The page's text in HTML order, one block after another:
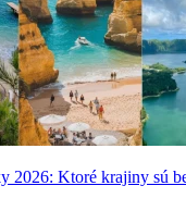
2026: Ktoré krajiny sú